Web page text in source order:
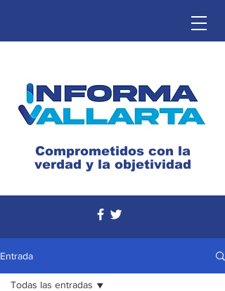
Comprometidos con la
verdad y la objetividad
Entrada
Todas las entradas